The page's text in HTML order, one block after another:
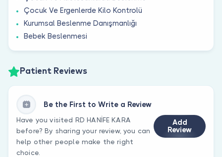
Çocuk Ve Ergenlerde Kilo Kontrolü
Kurumsal Beslenme Danışmanlığı
Bebek Beslenmesi
Patient Reviews
Be the First to Write a Review
Have you visited RD HANİFE KARA
before? By sharing your review, you can
help other people make the right
choice.
Add
Review